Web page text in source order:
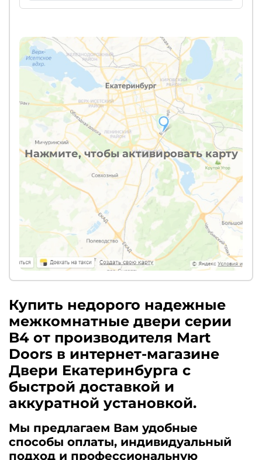
Нажмите, чтобы активировать карту
Купить недорого надежные
межкомнатные двери серии
B4 от производителя Mart
Doors в интернет-магазине
Двери Екатеринбурга с
быстрой доставкой и
аккуратной установкой.
Мы предлагаем Вам удобные
способы оплаты, индивидуальный
подход и профессиональную